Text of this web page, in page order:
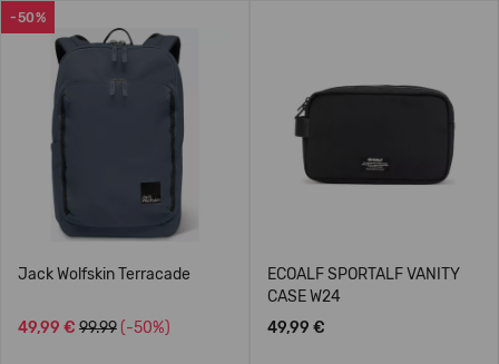
-50%
Jack Wolfskin Terracade
49,99 € 99.99 (-50%)
ECOALF SPORTALF VANITY
CASE W24
49,99 €